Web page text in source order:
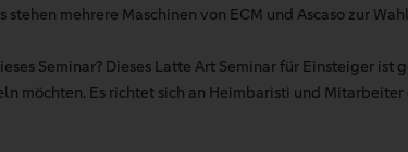
stehen mehrere Maschinen von ECM und Ascaso zur
Seminar? Dieses Latte Art Seminar für Einsteiger
möchten. Es richtet sich an Heimbaristi und